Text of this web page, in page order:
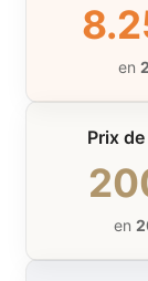
en
Prix
en